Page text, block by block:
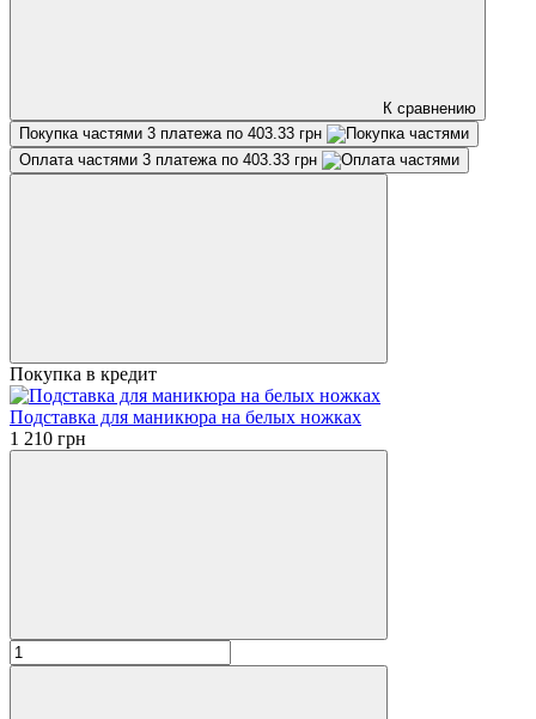
К сравнению
Покупка частями 3 платежа по 403.33 грн
Оплата частями 3 платежа по 403.33 грн
Покупка в кредит
Подставка для маникюра на белых ножках
1 210 грн